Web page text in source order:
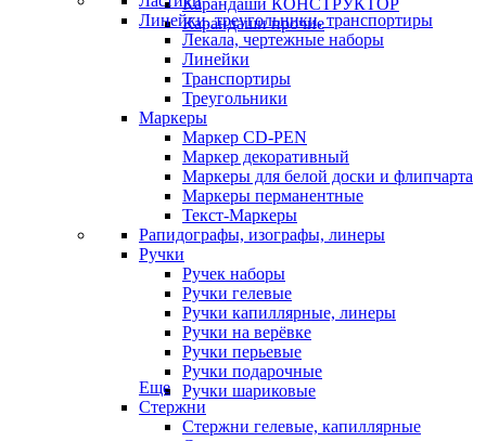
Карандаши КОНСТРУКТОР
Карандаши прочие
Линейки, треугольники, транспортиры
Лекала, чертежные наборы
Линейки
Транспортиры
Треугольники
Маркеры
Маркер CD-PEN
Маркер декоративный
Маркеры для белой доски и флипчарта
Маркеры перманентные
Текст-Маркеры
Рапидографы, изографы, линеры
Ручки
Ручек наборы
Ручки гелевые
Ручки капиллярные, линеры
Ручки на верёвке
Ручки перьевые
Ручки подарочные
Ручки шариковые
Еще
Стержни
Стержни гелевые, капиллярные